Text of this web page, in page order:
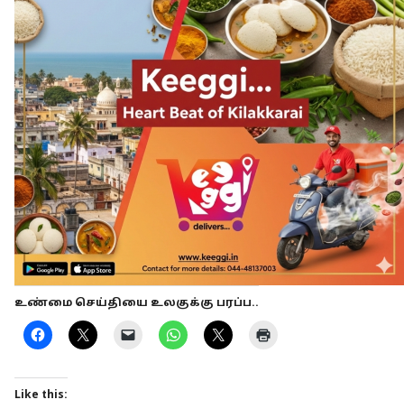
உண்மை செய்தியை உலகுக்கு பரப்ப..
Like this: